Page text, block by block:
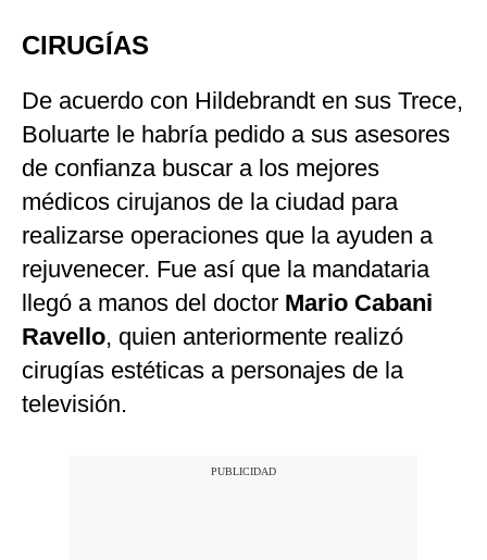
CIRUGÍAS
De acuerdo con Hildebrandt en sus Trece,
Boluarte le habría pedido a sus asesores
de confianza buscar a los mejores
médicos cirujanos de la ciudad para
realizarse operaciones que la ayuden a
rejuvenecer. Fue así que la mandataria
llegó a manos del doctor Mario Cabani
Ravello, quien anteriormente realizó
cirugías estéticas a personajes de la
televisión.